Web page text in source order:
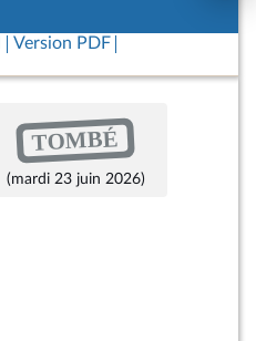
Version PDF
TOMBÉ
(mardi 23 juin 2026)